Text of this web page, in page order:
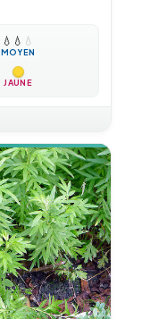
💧 💧 💧
MOYEN
JAUNE